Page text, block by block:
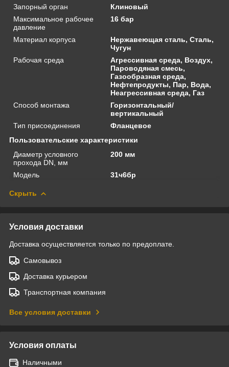
Запорный орган
Клиновый
Максимальное рабочее
давление
16 бар
Материал корпуса
Нержавеющая сталь, Сталь,
Чугун
Рабочая среда
Агрессивная среда, Воздух,
Пароводяная смесь,
Газообразная среда,
Нефтепродукты, Пар, Вода,
Неагрессивная среда, Газ
Способ монтажа
Горизонтальный/
вертикальный
Тип присоединения
Фланцевое
Пользовательские характеристики
Диаметр условного
прохода DN, мм
200 мм
Модель 31ч6бр
Скрыть
Условия доставки
Доставка осуществляется только по предоплате.
Самовывоз
Доставка курьером
Транспортная компания
Все условия доставки
Условия оплаты
Наличными